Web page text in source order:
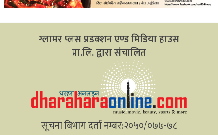
ग्लामर प्लस प्रडक्शन एण्ड मिडिया हाउस
प्रा.लि. द्वारा संचालित
सूचना बिभाग दर्ता नम्बर:२०५०/०७७-७८